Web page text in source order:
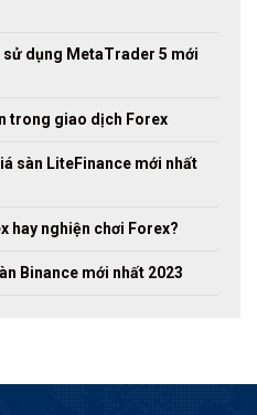
sử dụng MetaTrader 5 mới
trong giao dịch Forex
sàn LiteFinance mới nhất
hay nghiện chơi Forex?
Binance mới nhất 2023